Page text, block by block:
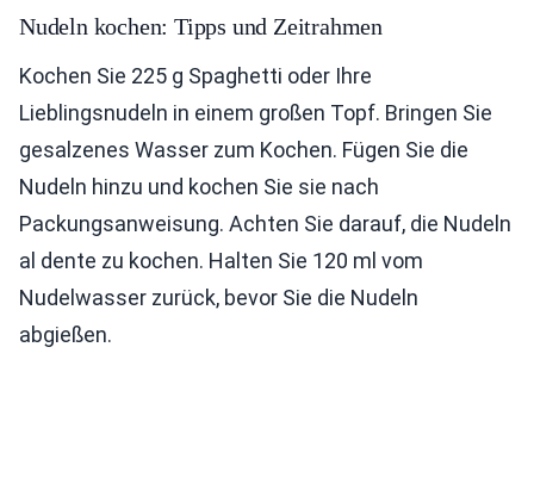
Nudeln kochen: Tipps und Zeitrahmen
Kochen Sie 225 g Spaghetti oder Ihre
Lieblingsnudeln in einem großen Topf. Bringen Sie
gesalzenes Wasser zum Kochen. Fügen Sie die
Nudeln hinzu und kochen Sie sie nach
Packungsanweisung. Achten Sie darauf, die Nudeln
al dente zu kochen. Halten Sie 120 ml vom
Nudelwasser zurück, bevor Sie die Nudeln
abgießen.